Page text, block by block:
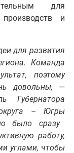
для
и
для развития
Команда
поэтому
довольны, —
Губернатора
округа – Югры
было сразу
работу,
углами, чтобы